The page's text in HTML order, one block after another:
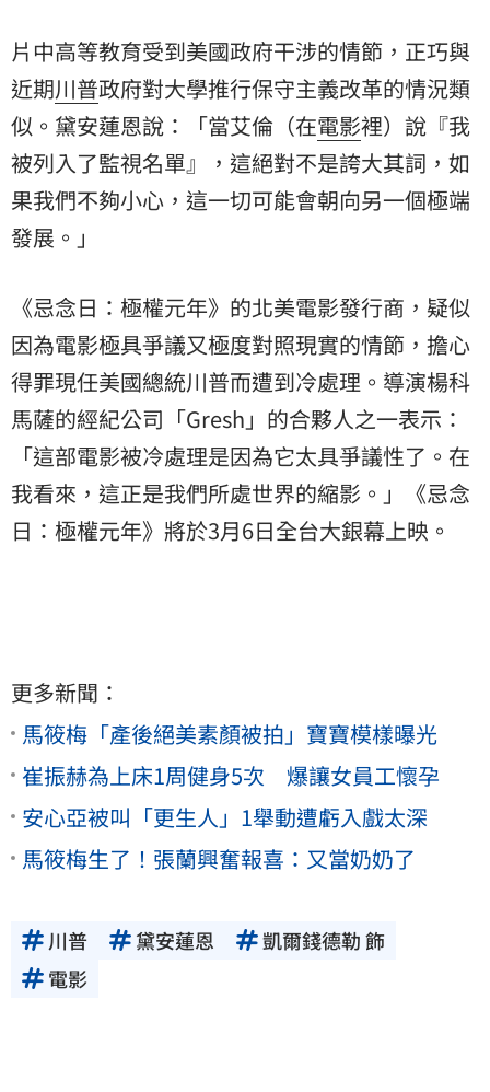
片中高等教育受到美國政府干涉的情節，正巧與
近期川普政府對大學推行保守主義改革的情況類
似。黛安蓮恩說：「當艾倫（在電影裡）說『我
被列入了監視名單』，這絕對不是誇大其詞，如
果我們不夠小心，這一切可能會朝向另一個極端
發展。」
《忌念日：極權元年》的北美電影發行商，疑似
因為電影極具爭議又極度對照現實的情節，擔心
得罪現任美國總統川普而遭到冷處理。導演楊科
馬薩的經紀公司「Gresh」的合夥人之一表示：
「這部電影被冷處理是因為它太具爭議性了。在
我看來，這正是我們所處世界的縮影。」《忌念
日：極權元年》將於3月6日全台大銀幕上映。
更多新聞：
馬筱梅「產後絕美素顏被拍」寶寶模樣曝光
崔振赫為上床1周健身5次 爆讓女員工懷孕
安心亞被叫「更生人」1舉動遭虧入戲太深
馬筱梅生了！張蘭興奮報喜：又當奶奶了
川普 黛安蓮恩
凱爾錢德勒 飾
電影